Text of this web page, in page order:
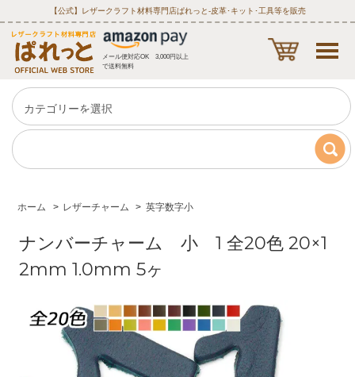
【公式】レザークラフト材料専門店ぱれっと‐皮革･キット･工具等を販売
メール便対応OK 3,000円以上
で送料無料
ホーム > レザーチャーム > 英字数字小
ナンバーチャーム 小 1 全20色 20×1
2mm 1.0mm 5ヶ